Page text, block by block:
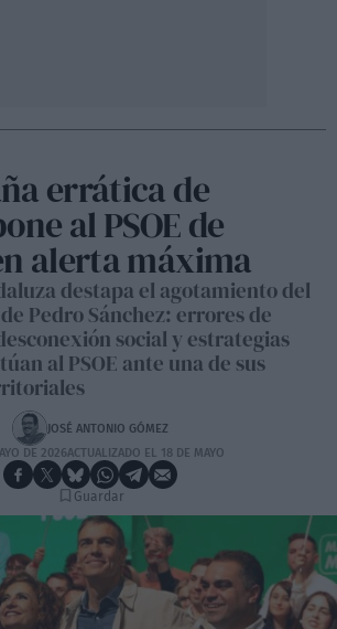
errática de
al PSOE de
alerta máxima
destapa el agotamiento del
Pedro Sánchez: errores de
social y estrategias
al PSOE ante una de sus
JOSÉ ANTONIO GÓMEZ
DE 2026ACTUALIZADO EL 18 DE MAYO
Guardar